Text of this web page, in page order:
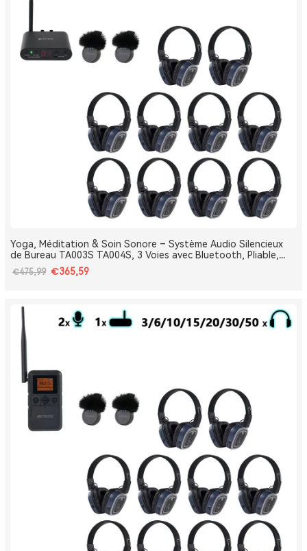
Yoga, Méditation & Soin Sonore – Système Audio Silencieux
de Bureau TA003S TA004S, 3 Voies avec Bluetooth, Pliable,
Type-C, Bass Boost
€475,99 €365,59